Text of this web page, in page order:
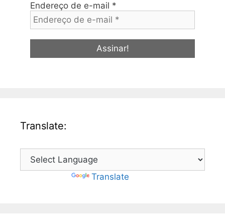
Endereço de e-mail *
Translate:
Translate